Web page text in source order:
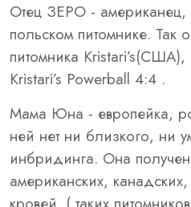
Отец ЗЕРО - американец,
польском питомнике. Так
питомника
Kristari’s Powerball 4:4 .
Мама Юна - европейка,
ней нет ни близкого, ни
инбридинга. Она
американских,